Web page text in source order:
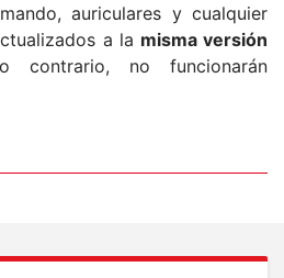
auriculares y cualquier
a la misma versión
no funcionarán